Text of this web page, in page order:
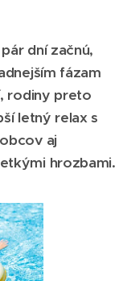
dní začnú,
fázam
rodiny preto
letný relax s
aj
hrozbami.